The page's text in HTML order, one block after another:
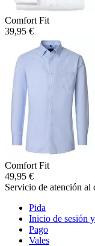
Comfort Fit
39,95 €
Comfort Fit
49,95 €
Servicio de atención al
Pida
Inicio de sesión
Pago
Vales